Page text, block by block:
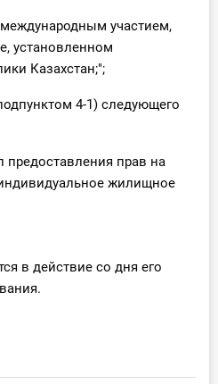
участием,
установленном
Казахстан;";
4-1) следующего
предоставления прав на
жилищное
в действие со дня его